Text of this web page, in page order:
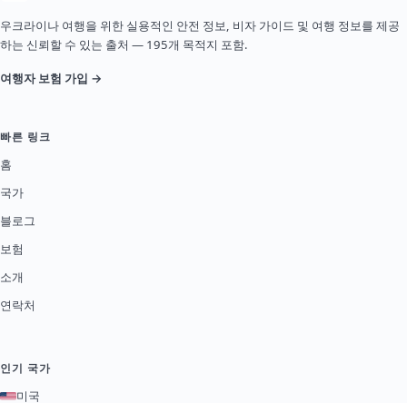
우크라이나 여행을 위한 실용적인 안전 정보, 비자 가이드 및 여행 정보를 제공
하는 신뢰할 수 있는 출처 — 195개 목적지 포함.
여행자 보험 가입 →
빠른 링크
홈
국가
블로그
보험
소개
연락처
인기 국가
미국